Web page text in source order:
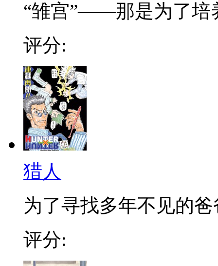
“雏宫”——那是为了培
评分:
猎人
为了寻找多年不见的爸
评分: